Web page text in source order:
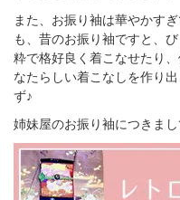
また、お振り袖は華やかす
も、昔のお振り袖ですと、
粋で格好良く着こなせたり
なたらしい着こなしを作り
ず♪
姉妹屋のお振り袖につきま